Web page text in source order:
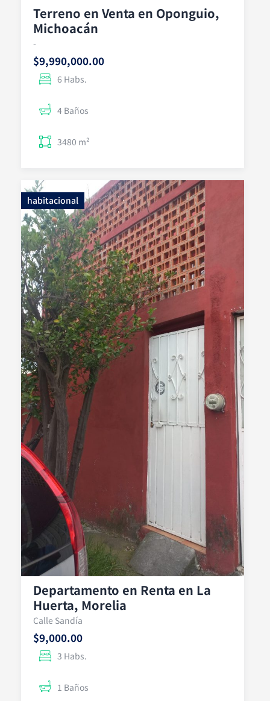
Terreno en Venta en Oponguio,
Michoacán
-
$9,990,000.00
6 Habs.
4 Baños
3480 m²
habitacional
Departamento en Renta en La
Huerta, Morelia
Calle Sandía
$9,000.00
3 Habs.
1 Baños